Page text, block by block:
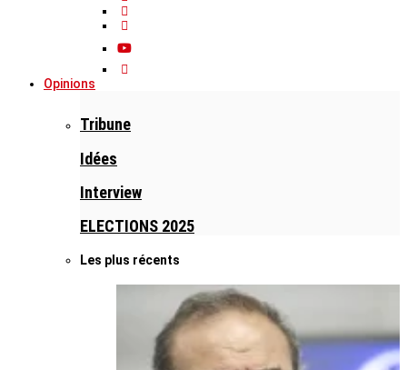
Opinions
Tribune
Idées
Interview
ELECTIONS 2025
Les plus récents